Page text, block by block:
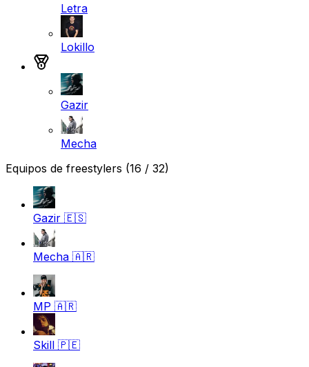
Letra
Lokillo
Gazir
Mecha
Equipos de freestylers (16 / 32)
Gazir 🇪🇸
Mecha 🇦🇷
MP 🇦🇷
Skill 🇵🇪